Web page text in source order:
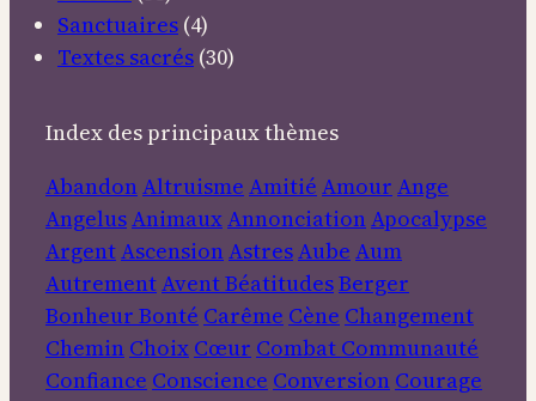
Sanctuaires (4)
Textes sacrés (30)
Index des principaux thèmes
AbandonAltruisme Amitié Amour Ange
AngelusAnimauxAnnonciationApocalypse
ArgentAscensionAstresAube Aum
AutrementAventBéatitudesBerger
Bonheur Bonté Carême Cène Changement
Chemin Choix Cœur Combat Communauté
Confiance Conscience Conversion Courage